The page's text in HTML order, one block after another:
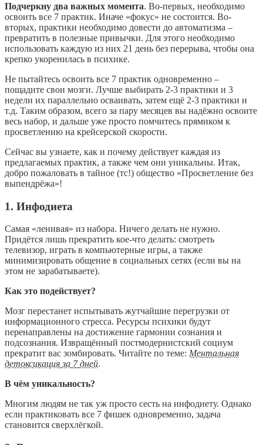
Подчеркну два важных момента. Во-первых, необходимо
освоить все 7 практик. Иначе «фокус» не состоится. Во-
вторых, практики необходимо довести до автоматизма –
превратить в полезные привычки. Для этого необходимо
использовать каждую из них 21 день без перерыва, чтобы она
крепко укоренилась в психике.
Не пытайтесь освоить все 7 практик одновременно –
пощадите свои мозги. Лучше выбирать 2-3 практики и 3
недели их параллельно осваивать, затем ещё 2-3 практики и
т.д. Таким образом, всего за пару месяцев вы надёжно освоите
весь набор, и дальше уже просто помчитесь прямиком к
просветлению на крейсерской скорости.
Сейчас вы узнаете, как и почему действует каждая из
предлагаемых практик, а также чем они уникальны. Итак,
добро пожаловать в тайное (тс!) общество «Просветление без
выпендрёжа»!
1. Инфодиета
Самая «ленивая» из набора. Ничего делать не нужно.
Придётся лишь прекратить кое-что делать: смотреть
телевизор, играть в компьютерные игры, а также
минимизировать общение в социальных сетях (если вы на
этом не зарабатываете).
Как это подействует?
Мозг перестанет испытывать жутчайшие перегрузки от
информационного стресса. Ресурсы психики будут
перенаправлены на достижение гармонии сознания и
подсознания. Извращённый постмодернистский социум
прекратит вас зомбировать. Читайте по теме: Ментальная
детоксикация за 7 дней.
В чём уникальность?
Многим людям не так уж просто сесть на инфодиету. Однако
если практиковать все 7 фишек одновременно, задача
становится сверхлёгкой.